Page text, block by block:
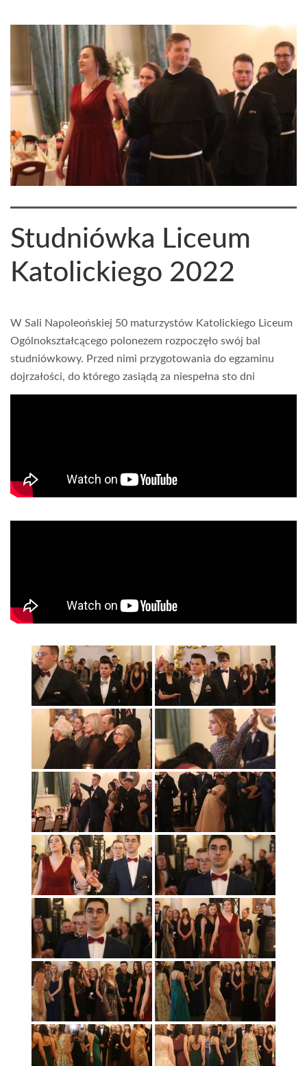
Studniówka Liceum
Katolickiego 2022
W Sali Napoleońskiej 50 maturzystów Katolickiego Liceum
Ogólnokształcącego polonezem rozpoczęło swój bal
studniówkowy. Przed nimi przygotowania do egzaminu
dojrzałości, do którego zasiądą za niespełna sto dni